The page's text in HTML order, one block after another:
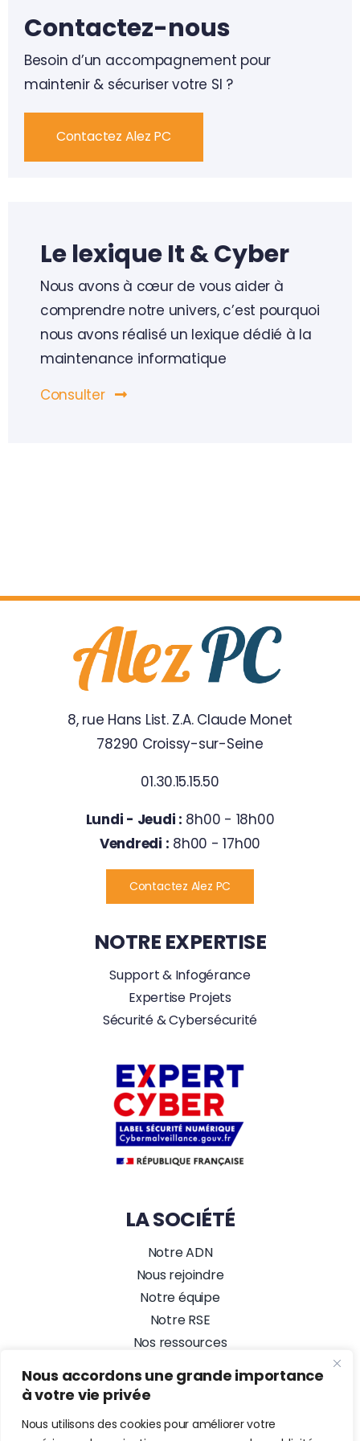
Nous accordons une grande importance
à votre vie privée
Nous utilisons des cookies pour améliorer votre
Serveur Informatique local & cloud
Réseaux Firewall & Wifi
Travail collaboratif & Mobilité
Test d’intrusion (Pentest)
Remédiation de cybersécurité
Sécurité de la messagerie (SPF, DKIM, DMARC)
Sensibilisation des utilisateurs
Surveillance de cybersécurité (Cellule SOC – SIEM)
Contactez-nous
Besoin d’un accompagnement pour
maintenir & sécuriser votre SI ?
Contactez Alez PC
Le lexique It & Cyber
Nous avons à cœur de vous aider à
comprendre notre univers, c’est pourquoi
nous avons réalisé un lexique dédié à la
maintenance informatique
Consulter
8, rue Hans List. Z.A. Claude Monet
78290 Croissy-sur-Seine
01.30.15.15.50
Lundi - Jeudi : 8h00 - 18h00
Vendredi : 8h00 - 17h00
Contactez Alez PC
NOTRE EXPERTISE
Support & Infogérance
Expertise Projets
Sécurité & Cybersécurité
LA SOCIÉTÉ
Notre ADN
Nous rejoindre
Notre équipe
Notre RSE
Nos ressources
Alez PC, Agence Web
NOUS SUIVRE